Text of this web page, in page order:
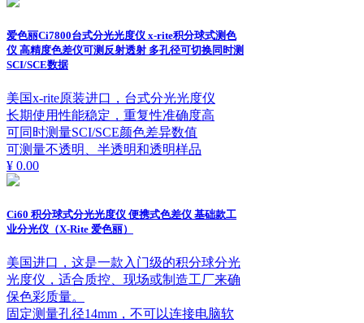
爱色丽Ci7800台式分光光度仪 x-rite积分球式测色
仪 高精度色差仪可测反射透射 多孔径可切换同时测
SCI/SCE数据
美国x-rite原装进口，台式分光光度仪
长期使用性能稳定，重复性准确度高
可同时测量SCI/SCE颜色差异数值
可测量不透明、半透明和透明样品
¥ 0.00
Ci60 积分球式分光光度仪 便携式色差仪 基础款工
业分光仪（X-Rite 爱色丽）
美国进口，这是一款入门级的积分球分光
光度仪，适合质控、现场或制造工厂来确
保色彩质量。
固定测量孔径14mm，不可以连接电脑软